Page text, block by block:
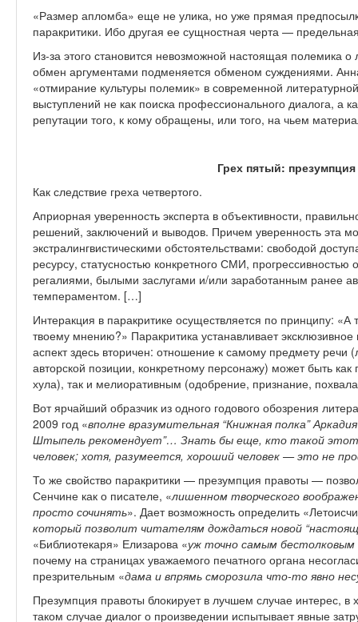
«Размер апломба» еще не улика, но уже прямая
паракритики. Ибо другая ее сущностная черта —
Из-за этого становится невозможной настоящая полемика о
обмен аргументами подменяется обменом суждениями.
«отмирание культуры полемик» в современной
выступлений не как поиска профессионального диалога, а
репутации того, к кому обращены, или того, на чьем
Грех пятый:
Как следствие греха четвертого.
Априорная уверенность эксперта в объективности,
решений, заключений и выводов. Причем уверенность эта
экстралингвистическими обстоятельствами: свободой
ресурсу, статусностью конкретного СМИ,
регалиями, былыми заслугами и/или заработанным ранее
темпераментом. […]
Интеракция в паракритике осуществляется по принципу: «А
твоему мнению?» Паракритика устанавливает
аспект здесь вторичен: отношение к самому предмету речи
авторской позиции, конкретному персонажу) может быть
хула), так и мелиоративным (одобрение, признание,
Вот ярчайший образчик из одного годового обозрения
2009 год «вполне вразумительная “Книжная полка”
Штыпель рекомендует”… Знать бы еще, кто такой этот
человек; хотя, разумеется, хороший человек — это не
То же свойство паракритики — презумпция правоты —
Сенчине как о писателе, «лишенном творческого
просто сочинять». Дает возможность определить
который позволит читателям дождаться новой
«Библиотекаря» Елизарова «уж точно самым бестолковым
почему на страницах уважаемого печатного органа
презрительным «дама и впрямь сморозила что-то явно
Презумпция правоты блокирует в лучшем случае интерес,
таком случае диалог о произведении испытывает явные